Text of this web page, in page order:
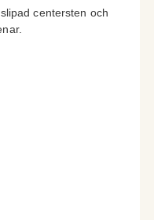
centersten och